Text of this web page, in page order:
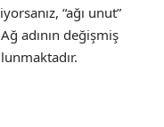
“ağı unut”
adının değişmiş